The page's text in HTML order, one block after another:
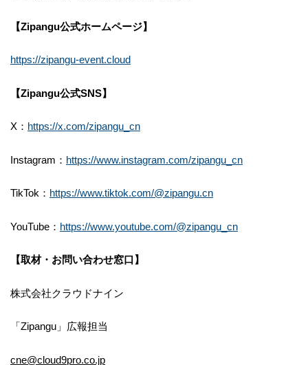
【Zipangu公式ホームページ】
https://zipangu-event.cloud
【Zipangu公式SNS】
X： https://x.com/zipangu_cn
Instagram： https://www.instagram.com/zipangu_cn
TikTok： https://www.tiktok.com/@zipangu.cn
YouTube： https://www.youtube.com/@zipangu_cn
【取材・お問い合わせ窓口】
株式会社クラウドナイン
「Zipangu」広報担当
cne@cloud9pro.co.jp